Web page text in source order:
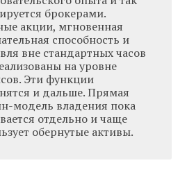
брокерами.
акции, мгновенная
способность и
вне стандартных часов
на уровне
Эти функции
и дальше. Прямая
модель владения пока
отдельно и чаще
обернутые активы.